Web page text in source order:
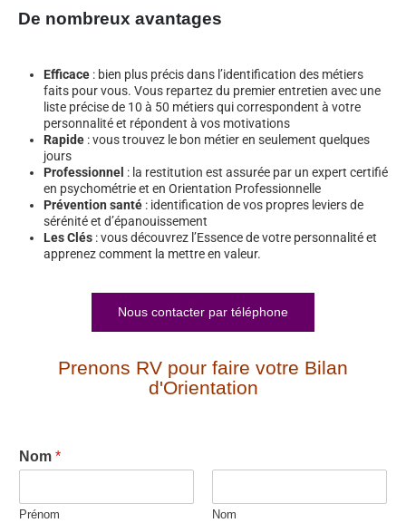
De nombreux avantages
Efficace : bien plus précis dans l’identification des métiers
faits pour vous. Vous repartez du premier entretien avec une
liste précise de 10 à 50 métiers qui correspondent à votre
personnalité et répondent à vos motivations
Rapide : vous trouvez le bon métier en seulement quelques
jours
Professionnel : la restitution est assurée par un expert certifié
en psychométrie et en Orientation Professionnelle
Prévention santé : identification de vos propres leviers de
sérénité et d’épanouissement
Les Clés : vous découvrez l’Essence de votre personnalité et
apprenez comment la mettre en valeur.
Nous contacter par téléphone
Prenons RV pour faire votre Bilan
d'Orientation
Nom *
Prénom Nom